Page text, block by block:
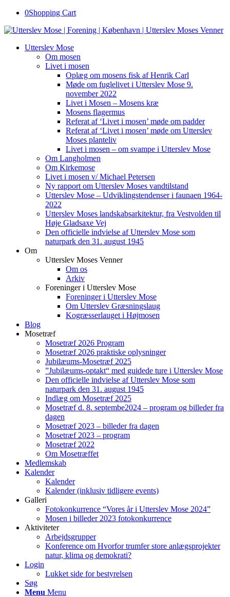
0Shopping Cart
Utterslev Mose
Om mosen
Livet i mosen
Oplæg om mosens fisk af Henrik Carl
Møde om fuglelivet i Utterslev Mose 9.
november 2022
Livet i Mosen – Mosens kræ
Mosens flagermus
Referat af ‘Livet i mosen’ møde om padder
Referat af ‘Livet i mosen’ møde om Utterslev
Moses planteliv
Livet i mosen – om svampe i Utterslev Mose
Om Langholmen
Om Kirkemose
Livet i mosen v/ Michael Petersen
Ny rapport om Utterslev Moses vandtilstand
Utterslev Mose – Udviklingstendenser i faunaen 1964-
2022
Utterslev Moses landskabsarkitektur, fra Vestvolden til
Høje Gladsaxe Vej
Den officielle indvielse af Utterslev Mose som
naturpark den 31. august 1945
Om
Utterslev Moses Venner
Om os
Arkiv
Foreninger i Utterslev Mose
Foreninger i Utterslev Mose
Om Utterslev Græsningslaug
Kogræsserlauget i Højmosen
Blog
Mosetræf
Mosetræf 2026 Program
Mosetræf 2026 praktiske oplysninger
Jubilæums-Mosetræf 2025
”Jubilæums-optakt“ med guidede ture i Utterslev Mose
Den officielle indvielse af Utterslev Mose som
naturpark den 31. august 1945
Indlæg om Mosetræf 2025
Mosetræf d. 8. septembe2024 – program og billeder fra
dagen
Mosetræf 2023 – billeder fra dagen
Mosetræf 2023 – program
Mosetræf 2022
Om Mosetræffet
Medlemskab
Kalender
Kalender
Kalender (inklusiv tidligere events)
Galleri
Fotokonkurrence “Vores år i Utterslev Mose 2024”
Mosen i billeder 2023 fotokonkurrence
Aktiviteter
Arbejdsgrupper
Konference om Hvorfor trumfer store anlægsprojekter
natur, klima og demokrati?
Login
Lukket side for bestyrelsen
Søg
Menu Menu